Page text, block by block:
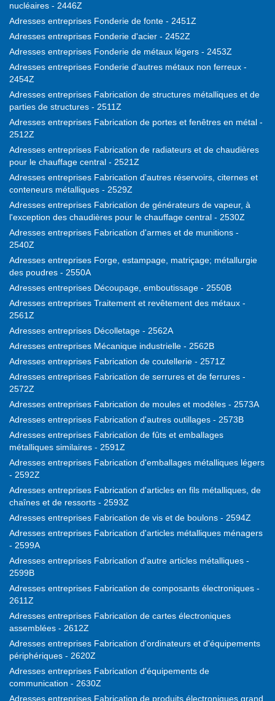
nucléaires - 2446Z
Adresses entreprises Fonderie de fonte - 2451Z
Adresses entreprises Fonderie d'acier - 2452Z
Adresses entreprises Fonderie de métaux légers - 2453Z
Adresses entreprises Fonderie d'autres métaux non ferreux -
2454Z
Adresses entreprises Fabrication de structures métalliques et de
parties de structures - 2511Z
Adresses entreprises Fabrication de portes et fenêtres en métal -
2512Z
Adresses entreprises Fabrication de radiateurs et de chaudières
pour le chauffage central - 2521Z
Adresses entreprises Fabrication d'autres réservoirs, citernes et
conteneurs métalliques - 2529Z
Adresses entreprises Fabrication de générateurs de vapeur, à
l'exception des chaudières pour le chauffage central - 2530Z
Adresses entreprises Fabrication d'armes et de munitions -
2540Z
Adresses entreprises Forge, estampage, matriçage; métallurgie
des poudres - 2550A
Adresses entreprises Découpage, emboutissage - 2550B
Adresses entreprises Traitement et revêtement des métaux -
2561Z
Adresses entreprises Décolletage - 2562A
Adresses entreprises Mécanique industrielle - 2562B
Adresses entreprises Fabrication de coutellerie - 2571Z
Adresses entreprises Fabrication de serrures et de ferrures -
2572Z
Adresses entreprises Fabrication de moules et modèles - 2573A
Adresses entreprises Fabrication d'autres outillages - 2573B
Adresses entreprises Fabrication de fûts et emballages
métalliques similaires - 2591Z
Adresses entreprises Fabrication d'emballages métalliques légers
- 2592Z
Adresses entreprises Fabrication d'articles en fils métalliques, de
chaînes et de ressorts - 2593Z
Adresses entreprises Fabrication de vis et de boulons - 2594Z
Adresses entreprises Fabrication d'articles métalliques ménagers
- 2599A
Adresses entreprises Fabrication d'autre articles métalliques -
2599B
Adresses entreprises Fabrication de composants électroniques -
2611Z
Adresses entreprises Fabrication de cartes électroniques
assemblées - 2612Z
Adresses entreprises Fabrication d'ordinateurs et d'équipements
périphériques - 2620Z
Adresses entreprises Fabrication d'équipements de
communication - 2630Z
Adresses entreprises Fabrication de produits électroniques grand